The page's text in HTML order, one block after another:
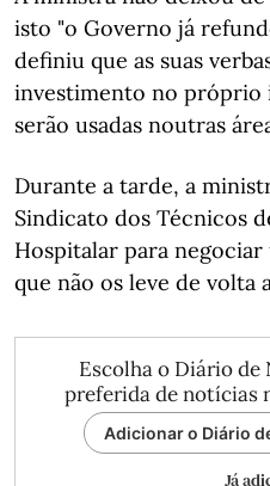
isto "o Governo já
definiu que as suas
investimento no próprio
serão usadas noutras
Durante a tarde, a
Sindicato dos Técnicos
Hospitalar para
que não os leve de volta
Escolha o Diário
preferida de notícias
Adicionar o Diário
Já